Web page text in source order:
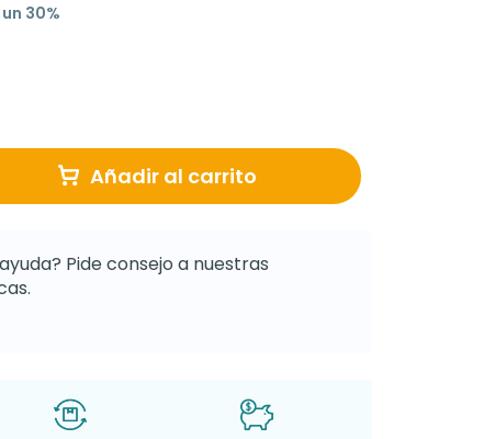
30%
Añadir al carrito
Pide consejo a nuestras